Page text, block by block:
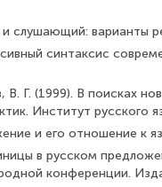
слушающий: варианты
синтаксис
Г. (1999). В поисках
Институт русского
и его отношение к
в русском
конференции.